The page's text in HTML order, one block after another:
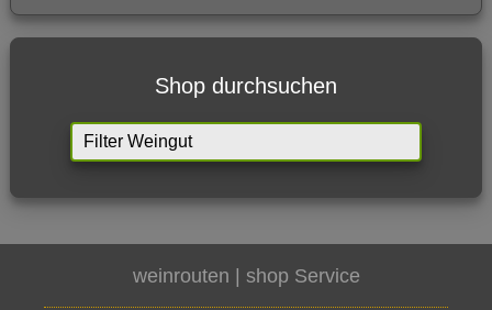
Shop durchsuchen
weinrouten | shop Service